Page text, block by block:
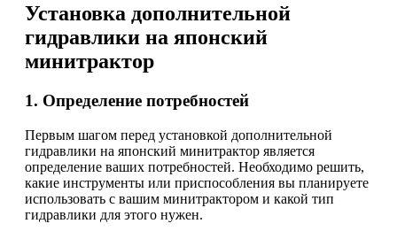
Установка дополнительной
гидравлики на японский
минитрактор
1. Определение потребностей
Первым шагом перед установкой дополнительной
гидравлики на японский минитрактор является
определение ваших потребностей. Необходимо решить,
какие инструменты или приспособления вы планируете
использовать с вашим минитрактором и какой тип
гидравлики для этого нужен.